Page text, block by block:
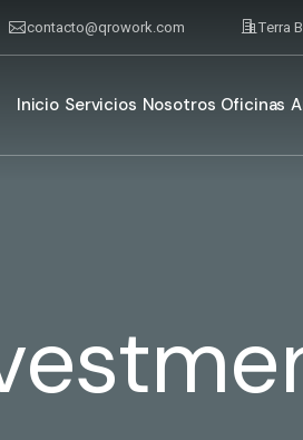
contacto@qrowork.com Terra
Inicio Servicios Nosotros Oficinas